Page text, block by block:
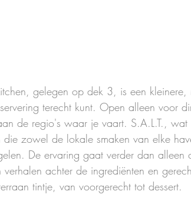
gelegen op dek 3, is een
terecht kunt. Open alleen voor
de regio's waar je vaart. S.A.L.T., wat
die zowel de lokale smaken van elke
De ervaring gaat verder dan
verhalen achter de ingrediënten en
tintje, van voorgerecht tot dessert.